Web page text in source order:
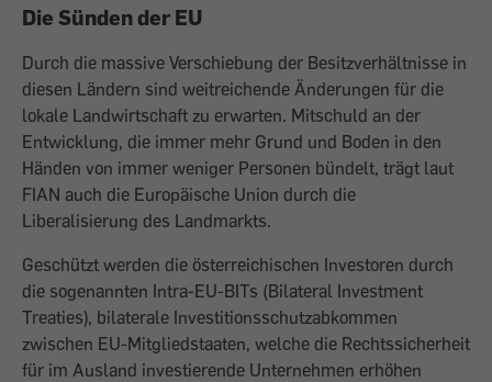
Die Sünden der EU
Durch die massive Verschiebung der Besitzverhältnisse in
diesen Ländern sind weit­reichende Änderungen für die
lokale Landwirtschaft zu erwarten. Mitschuld an der
Entwicklung, die immer mehr Grund und Boden in den
Händen von immer weniger Personen bündelt, trägt laut
FIAN auch die Europäische Union durch die
Liberalisierung des Landmarkts.
Geschützt werden die österreichischen Investoren durch
die sogenannten Intra-EU-BITs (Bilateral Investment
Treaties), bilaterale Investitionsschutz­abkommen
zwischen EU-Mitgliedstaaten, welche die Rechtssicherheit
für im Ausland investierende Unternehmen erhöhen